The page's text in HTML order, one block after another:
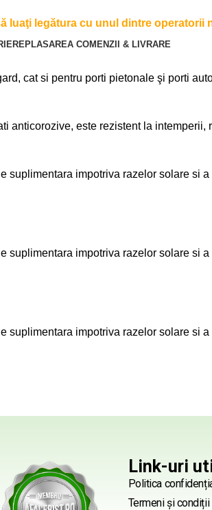
luaţi legătura cu unul dintre operatorii
PLASAREA COMENZII & LIVRARE
cat si pentru porti pietonale şi porti
anticorozive, este rezistent la intemperii,
impotriva razelor solare si
impotriva razelor solare si
impotriva razelor solare si
Link-uri
Politica
Termeni și condiții